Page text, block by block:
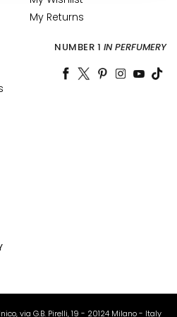
My Returns
NUMBER 1 IN PERFUMERY
via G.B. Pirelli, 19 - 20124 Milano - Italy